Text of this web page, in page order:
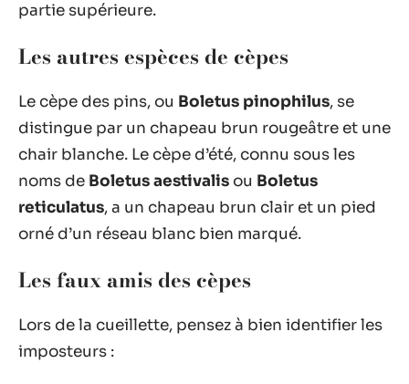
partie supérieure.
Les autres espèces de cèpes
Le cèpe des pins, ou Boletus pinophilus, se
distingue par un chapeau brun rougeâtre et une
chair blanche. Le cèpe d’été, connu sous les
noms de Boletus aestivalis ou Boletus
reticulatus, a un chapeau brun clair et un pied
orné d’un réseau blanc bien marqué.
Les faux amis des cèpes
Lors de la cueillette, pensez à bien identifier les
imposteurs :